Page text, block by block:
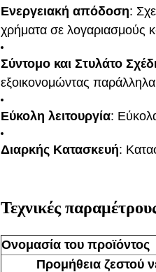
Ενεργειακή απόδοση:
χρήματα σε λογαριασμούς
Σύντομο και Στυλάτο
εξοικονομώντας
Εύκολη λειτουργία:
Διαρκής Κατασκευή:
Τεχνικές
Ονομασία του προϊόντος
Προμήθεια ζεστού